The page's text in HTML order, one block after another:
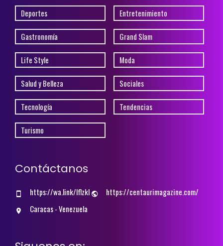
Deportes Entretenimiento
Gastronomía Grand Slam
Life Style Moda
Salud y Belleza Sociales
Tecnología Tendencias
Turismo
Contáctanos
https://wa.link/lflzkl
https://centaurimagazine.com/
Caracas - Venezuela